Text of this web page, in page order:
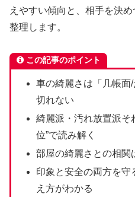
えやすい傾向と、相手を決
整理します。
この記事のポイント
車の綺麗さは「几帳面
切れない
綺麗派・汚れ放置派そ
位”で読み解く
部屋の綺麗さとの相関
印象と安全の両方を守
え方がわかる